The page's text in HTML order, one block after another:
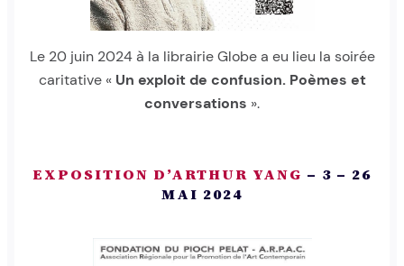
Le 20 juin 2024 à la librairie Globe a eu lieu la soirée
caritative «Un exploit de confusion. Poèmes et
conversations ».
EXPOSITION D’ARTHUR YANG – 3 – 26
MAI 2024